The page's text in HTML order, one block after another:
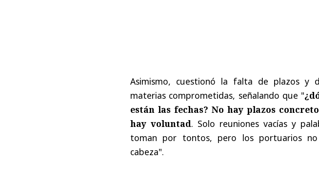
Asimismo, cuestionó la falta de plazos y
materias comprometidas, señalando que "
están las fechas? No hay plazos
hay voluntad. Solo reuniones vacías y
toman por tontos, pero los portuarios
cabeza".